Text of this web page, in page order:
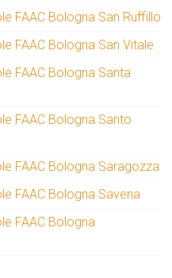
FAAC Bologna San Ruffillo
FAAC Bologna San Vitale
FAAC Bologna Santa
FAAC Bologna Santo
FAAC Bologna Saragozza
FAAC Bologna Savena
FAAC Bologna